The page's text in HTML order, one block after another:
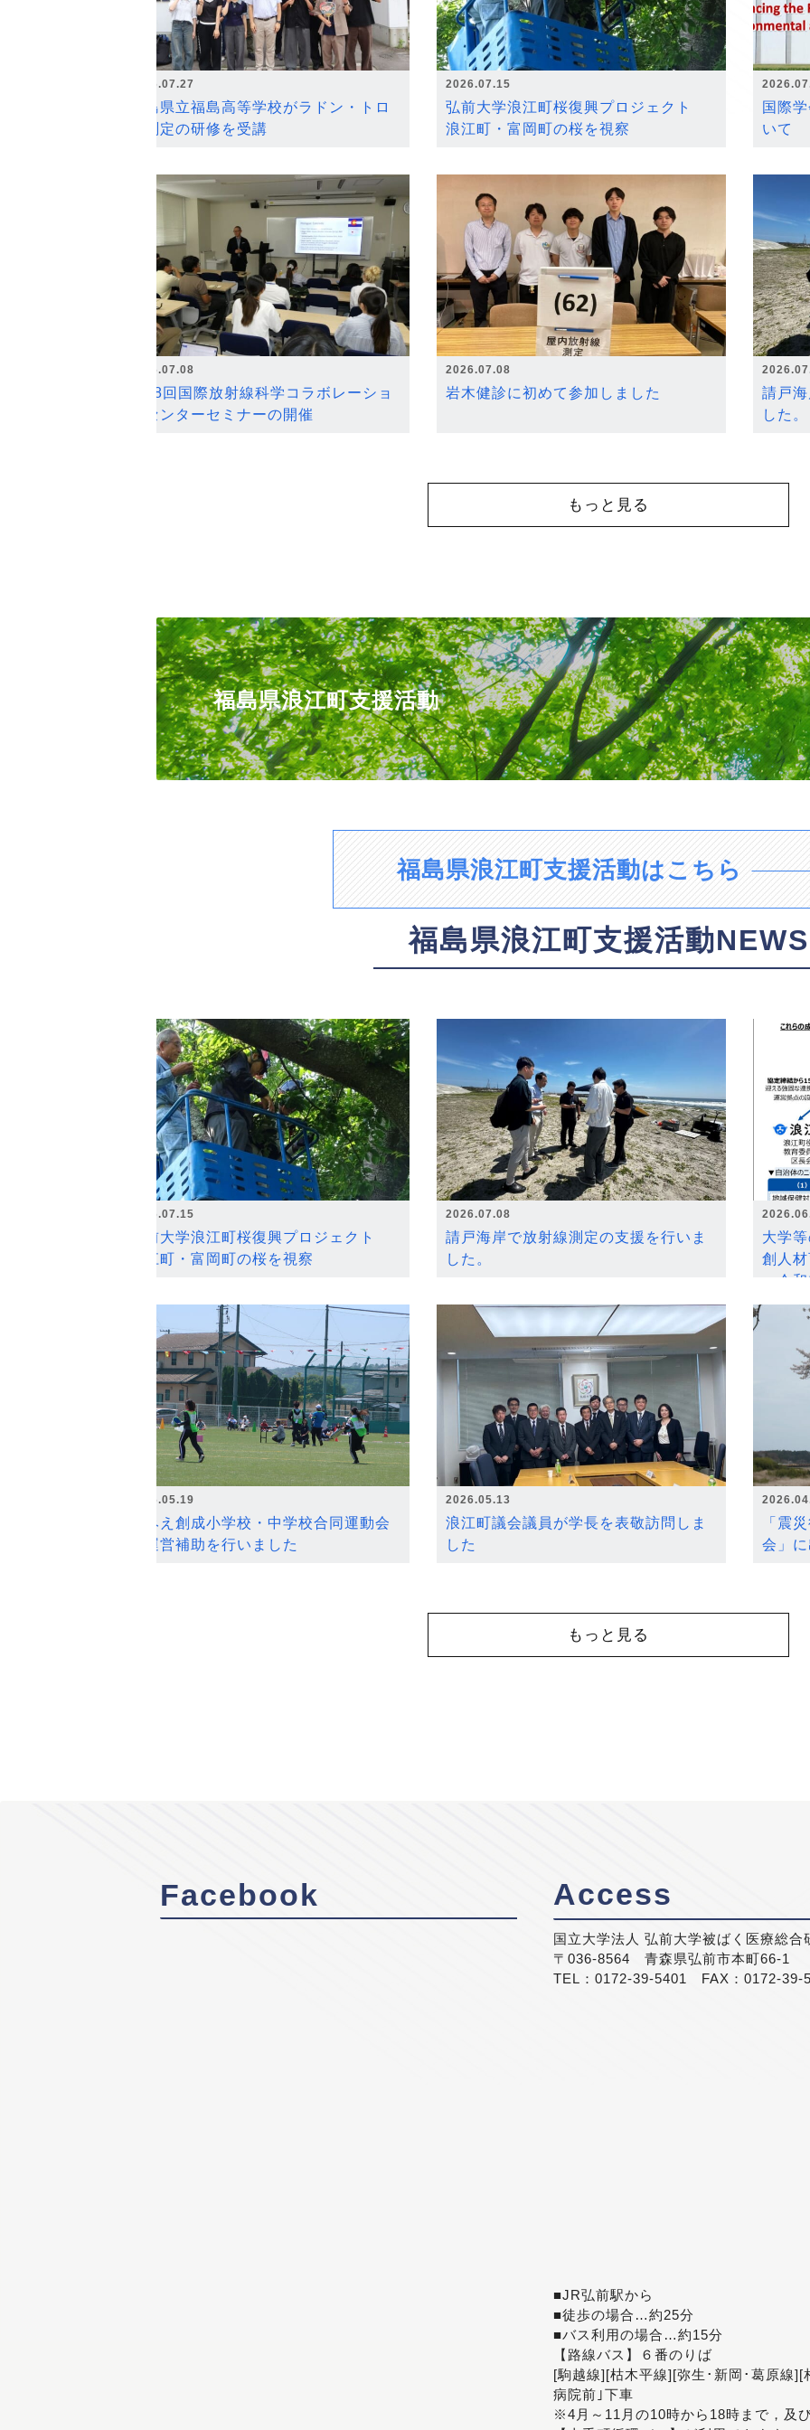
2026.07.27
福島県立福島高等学校がラドン・トロ
ン測定の研修を受講
2026.07.15
弘前大学浪江町桜復興プロジェクト
浪江町・富岡町の桜を視察
国際
いて
2026.07.08
第18回国際放射線科学コラボレーショ
ンセンターセミナーの開催
2026.07.08
岩木健診に初めて参加しました
請戸
した。
もっと見る
福島県浪江町支援活動
福島県浪江町支援活動はこちら
福島県浪江町支援活動NEWS
2026.07.15
弘前大学浪江町桜復興プロジェクト
浪江町・富岡町の桜を視察
2026.07.08
請戸海岸で放射線測定の支援を行いま
した。
大学
創人
～令
2026.05.19
なみえ創成小学校・中学校合同運動会
の運営補助を行いました
2026.05.13
浪江町議会議員が学長を表敬訪問しま
した
「震
会」
もっと見る
Facebook Access
国立大学法人 弘前大学被ばく医療総合
〒036-8564 青森県弘前市本町66-1
TEL：0172-39-5401 FAX：0172-39-
■JR弘前駅から
■徒歩の場合…約25分
■バス利用の場合…約15分
【路線バス】６番のりば
[駒越線][枯木平線][弥生･新岡･葛原線
病院前｣下車
※4月～11月の10時から18時まで，及